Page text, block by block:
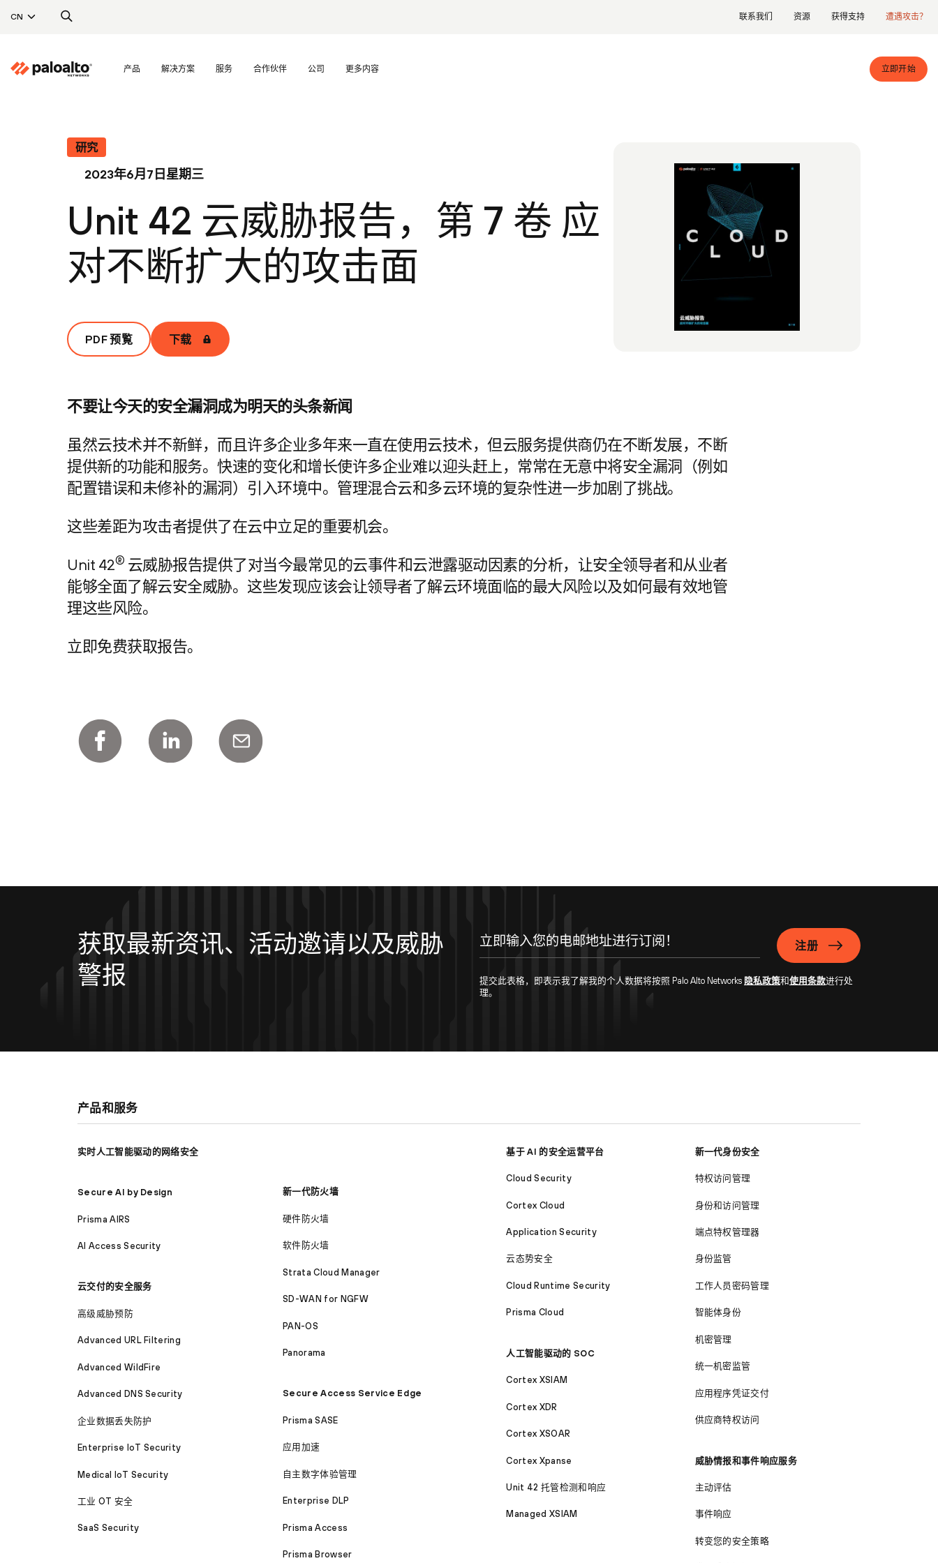
CN 联系我们 资源 获得支持 遭遇攻击？
产品 解决方案 服务 合作伙伴 公司 更多内容 立即开始
研究
2023年6月7日星期三
Unit 42 云威胁报告，第 7 卷 应
对不断扩大的攻击面
PDF 预覧 下载
不要让今天的安全漏洞成为明天的头条新闻
虽然云技术并不新鲜，而且许多企业多年来一直在使用云技术，但云服务提供商仍在不断发展，不断
提供新的功能和服务。快速的变化和增长使许多企业难以迎头赶上，常常在无意中将安全漏洞（例如
配置错误和未修补的漏洞）引入环境中。管理混合云和多云环境的复杂性进一步加剧了挑战。
这些差距为攻击者提供了在云中立足的重要机会。
Unit 42® 云威胁报告提供了对当今最常见的云事件和云泄露驱动因素的分析，让安全领导者和从业者
能够全面了解云安全威胁。这些发现应该会让领导者了解云环境面临的最大风险以及如何最有效地管
理这些风险。
立即免费获取报告。
获取最新资讯、活动邀请以及威胁
警报
注册
提交此表格，即表示我了解我的个人数据将按照 Palo Alto Networks 隐私政策和使用条款进行处
理。
产品和服务
实时人工智能驱动的网络安全
Secure AI by Design
Prisma AIRS
AI Access Security
云交付的安全服务
高级威胁预防
Advanced URL Filtering
Advanced WildFire
Advanced DNS Security
企业数据丢失防护
Enterprise IoT Security
Medical IoT Security
工业 OT 安全
SaaS Security
新一代防火墙
硬件防火墙
软件防火墙
Strata Cloud Manager
SD-WAN for NGFW
PAN-OS
Panorama
Secure Access Service Edge
Prisma SASE
应用加速
自主数字体验管理
Enterprise DLP
Prisma Access
Prisma Browser
基于 AI 的安全运营平台
Cloud Security
Cortex Cloud
Application Security
云态势安全
Cloud Runtime Security
Prisma Cloud
人工智能驱动的 SOC
Cortex XSIAM
Cortex XDR
Cortex XSOAR
Cortex Xpanse
Unit 42 托管检测和响应
Managed XSIAM
新一代身份安全
特权访问管理
身份和访问管理
端点特权管理器
身份监管
工作人员密码管理
智能体身份
机密管理
统一机密监管
应用程序凭证交付
供应商特权访问
威胁情报和事件响应服务
主动评估
事件响应
转变您的安全策略